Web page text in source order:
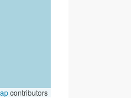
contributors